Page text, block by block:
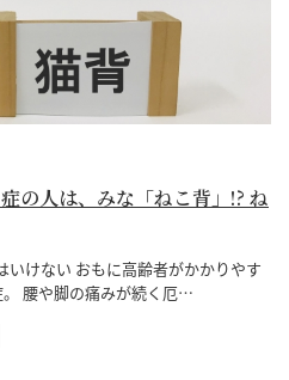
の人は、みな「ねこ背」!? ね
けない おもに高齢者がかかりやす
腰や脚の痛みが続く厄…